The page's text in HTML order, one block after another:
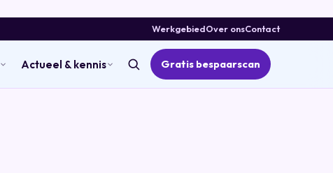
WerkgebiedOver onsContact
Actueel & kennis Gratis bespaarscan